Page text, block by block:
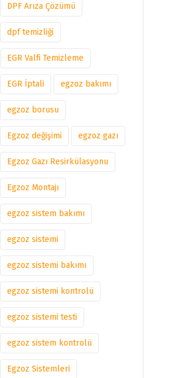
DPF Arıza Çözümü
dpf temizliği
EGR Valfi Temizleme
EGR İptali egzoz bakımı
egzoz borusu
Egzoz değişimi egzoz gazı
Egzoz Gazı Resirkülasyonu
Egzoz Montajı
egzoz sistem bakımı
egzoz sistemi
egzoz sistemi bakımı
egzoz sistemi kontrolü
egzoz sistemi testi
egzoz sistem kontrolü
Egzoz Sistemleri